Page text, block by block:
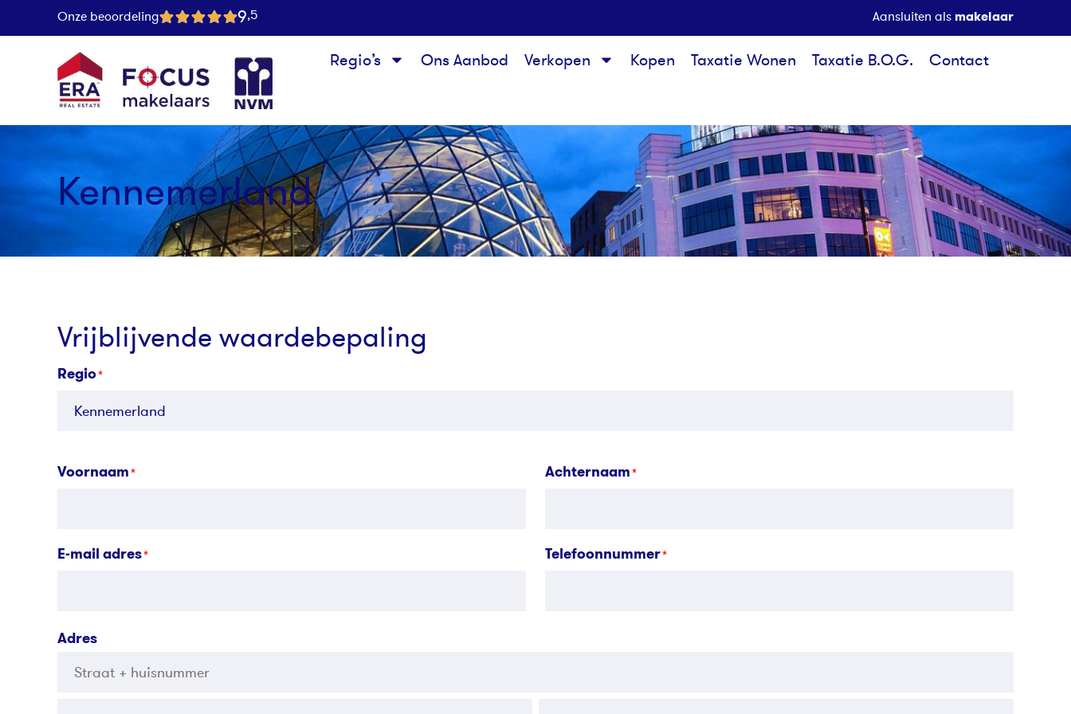
Onze beoordeling 9,5 Aansluiten als makelaar
Regio’s Ons Aanbod Verkopen Kopen Taxatie Wonen Taxatie B.O.G. Contact
Kennemerland
Vrijblijvende waardebepaling
Regio*
Voornaam* Achternaam*
E-mail adres* Telefoonnummer*
Adres